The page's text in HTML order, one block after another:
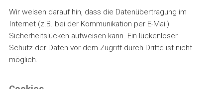
Wir weisen darauf hin, dass die Datenübertragung im
Internet (z.B. bei der Kommunikation per E-Mail)
Sicherheitslücken aufweisen kann. Ein lückenloser
Schutz der Daten vor dem Zugriff durch Dritte ist nicht
möglich.